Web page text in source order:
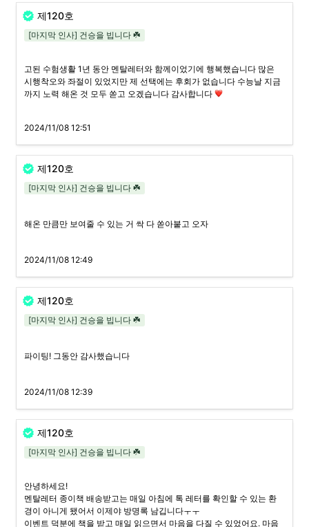
제120호
[마지막 인사] 건승을 빕니다 ☘️
고된 수험생활 1년 동안 멘탈레터와 함께이었기에 행복했습니다 많은
시행착오와 좌절이 있었지만 제 선택에는 후회가 없습니다 수능날 지금
까지 노력 해온 것 모두 쏟고 오겠습니다 감사합니다
2024/11/08 12:51
제120호
[마지막 인사] 건승을 빕니다 ☘️
해온 만큼만 보여줄 수 있는 거 싹 다 쏟아붙고 오자
2024/11/08 12:49
제120호
[마지막 인사] 건승을 빕니다 ☘️
파이팅! 그동안 감사했습니다
2024/11/08 12:39
제120호
[마지막 인사] 건승을 빕니다 ☘️
안녕하세요!
멘탈레터 종이책 배송받고는 매일 아침에 톡 레터를 확인할 수 있는 환
경이 아니게 됐어서 이제야 방명록 남깁니다ㅜㅜ
이벤트 덕분에 책을 받고 매일 읽으면서 마음을 다질 수 있었어요. 마음